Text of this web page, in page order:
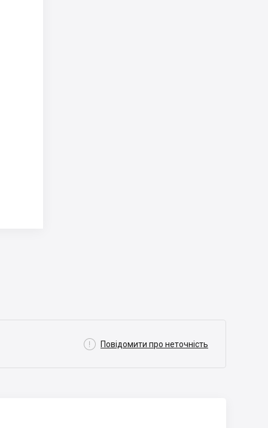
 Повідомити про неточність